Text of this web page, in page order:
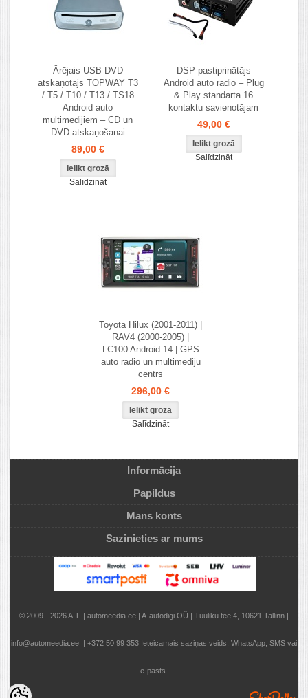
Ārējais USB DVD
atskaņotājs TOPWAY T3
/ T5 / T10 / T13 / TS18
Android auto
multimedijiem – CD un
DVD atskaņošanai
89,00 €
Salīdzināt
DSP pastiprinātājs
Android auto radio – Plug
& Play standarta 16
kontaktu savienotājam
49,00 €
Salīdzināt
Toyota Hilux (2001-2011) |
RAV4 (2000-2005) |
LC100 Android 14 | GPS
auto radio un multimediju
centrs
296,00 €
Salīdzināt
Informācija
Papildus
Mans konts
Sazinieties ar mums
© 2009 - 2026 A.T. | automeedia.ee | A-autodigi OÜ | Tuuliku tee 4, 10621 Tallinn |
info@automeedia.ee | +372 50 99 353 Ieteicamais saziņas veids: WhatsApp, SMS vai
e-pasts.